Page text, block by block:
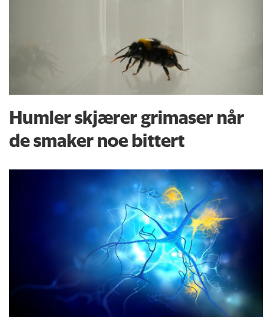
Humler skjærer grimaser når
de smaker noe bittert